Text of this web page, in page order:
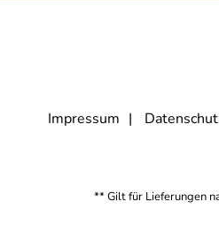
Impressum
** Gilt für Lieferungen